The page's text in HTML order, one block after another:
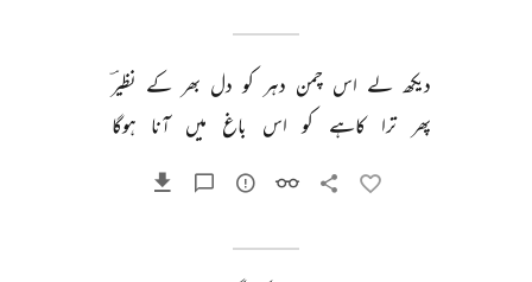
دیکھ لے اس چمن دہر کو دل بھر کے نظیرؔ
پھر
ترا کاہے کو اس باغ میں آنا ہوگا